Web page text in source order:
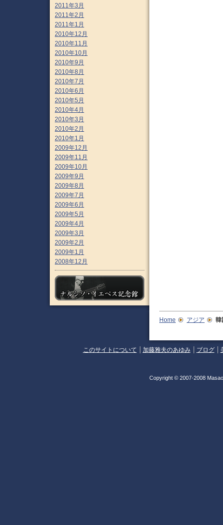
2011年3月
2011年2月
2011年1月
2010年12月
2010年11月
2010年10月
2010年9月
2010年8月
2010年7月
2010年6月
2010年5月
2010年4月
2010年3月
2010年2月
2010年1月
2009年12月
2009年11月
2009年10月
2009年9月
2009年8月
2009年7月
2009年6月
2009年5月
2009年4月
2009年3月
2009年2月
2009年1月
2008年12月
Home アジア 韓
このサイトについて 加藤雅夫のあゆみ ブログ
Copyright © 2007-2008